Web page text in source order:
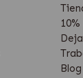
Blog